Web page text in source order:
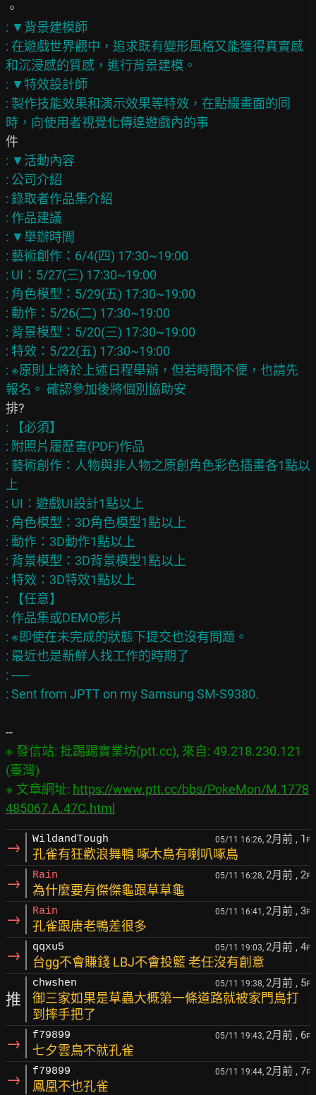
: ▼背景建模師
: 在遊戲世界觀中，追求既有變形風格又能獲得真實感
和沉浸感的質感，進行背景建模。
: ▼特效設計師
: 製作技能效果和演示效果等特效，在點綴畫面的同
: ▼活動內容
: 公司介紹
: 錄取者作品集介紹
: 作品建議
: ▼舉辦時間
: 藝術創作：6/4(四) 17:30~19:00
: UI：5/27(三) 17:30~19:00
: 角色模型：5/29(五) 17:30~19:00
: 動作：5/26(二) 17:30~19:00
: 背景模型：5/20(三) 17:30~19:00
: 特效：5/22(五) 17:30~19:00
: ※原則上將於上述日程舉辦，但若時間不便，也請先
: 【必須】
: 附照片履歷書(PDF)作品
: 藝術創作：人物與非人物之原創角色彩色插畫各1點以
上
: UI：遊戲UI設計1點以上
: 角色模型：3D角色模型1點以上
: 動作：3D動作1點以上
: 背景模型：3D背景模型1點以上
: 特效：3D特效1點以上
: 【任意】
: 作品集或DEMO影片
: ※即使在未完成的狀態下提交也沒有問題。
: 最近也是新鮮人找工作的時期了
: -----
※ 發信站: 批踢踢實業坊(ptt.cc), 來自: 49.218.230.121
(臺灣)
※ 文章網址: https://www.ptt.cc/bbs/PokeMon/M.1778
485067.A.47C.html
→ WildandTough 05/11 16:26, 2月前 , 1 F
孔雀有狂歡浪舞鴨 啄木鳥有喇叭啄鳥
→ Rain 05/11 16:28, 2月前 , 2F
為什麼要有傑傑龜跟草草龜
→ Rain 05/11 16:41, 2月前 , 3F
孔雀跟唐老鴨差很多
→ qqxu5 05/11 19:03, 2月前 , 4F
台gg不會賺錢 LBJ不會投籃 老任沒有創意
推
chwshen 05/11 19:38, 2月前 , 5F
御三家如果是草蟲大概第一條道路就被家門鳥打
到摔手把了
→ f79899 05/11 19:43, 2月前 , 6F
七夕雲鳥不就孔雀
→ f79899 05/11 19:44, 2月前 , 7F
鳳凰不也孔雀